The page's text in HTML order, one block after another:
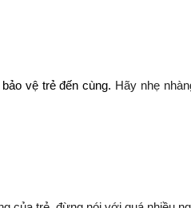
vệ trẻ đến cùng. Hãy nhẹ